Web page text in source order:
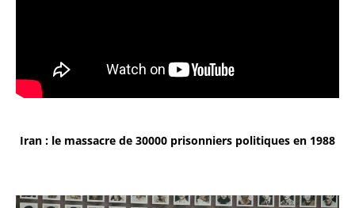
Iran : le massacre de 30000 prisonniers politiques en 1988